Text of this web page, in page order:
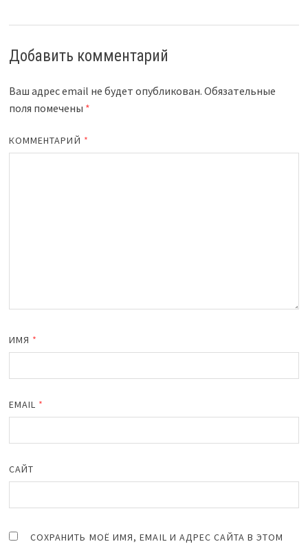
Добавить комментарий
Ваш адрес email не будет опубликован. Обязательные
поля помечены *
КОММЕНТАРИЙ *
ИМЯ *
EMAIL *
САЙТ
СОХРАНИТЬ МОЁ ИМЯ, EMAIL И АДРЕС САЙТА В ЭТОМ